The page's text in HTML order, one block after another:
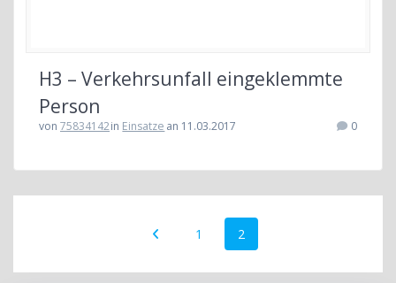
H3 – Verkehrsunfall eingeklemmte
Person
von 75834142in Einsatze an 11.03.2017 0
Beitragsnavigation
Seite
1 Seite
2